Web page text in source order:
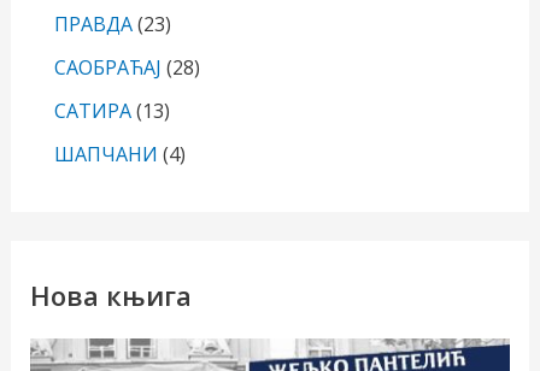
ПРАВДА(23)
САОБРАЋАЈ (28)
САТИРА(13)
ШАПЧАНИ (4)
Нова књига